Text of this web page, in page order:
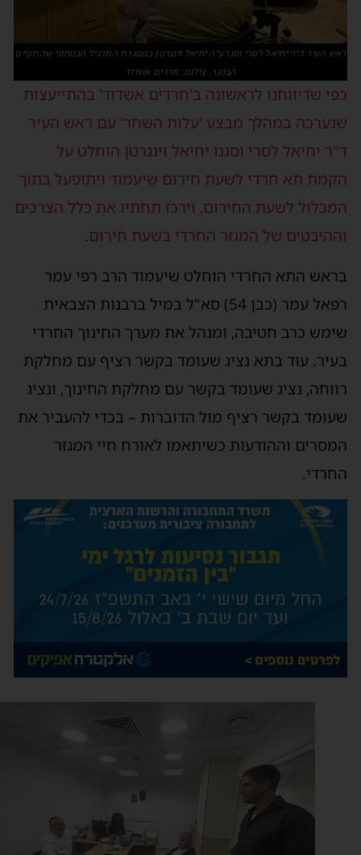
העיר ד"ר יחיאל לסרי וסגרע"ה יחיאל וינגרטן במסגרת התרגיל הבטחוני שהתקיים
הבוקר. צילום: חרדים אשדוד
שדיווחנו לראשונה ב'חרדים אשדוד' בהתייעצות
במהלך מבצע 'עלות השחר' עם ראש העיר
יחיאל לסרי וסגנו יחיאל וינגרטן הוחלט על
תא חרדי לשעת חירום שיעמוד ויתופעל בתוך
לשעת החירום, וירכז תחתיו את כלל הצרכים
של המגזר החרדי בשעת חירום.
התא החרדי הוחלט שיעמוד הרב רפי עמר
רפאל עמר (כבן 54) סא"ל במיל ברבנות הצבאית
כרב חטיבה, ומנהל את מערך החינוך החרדי
עוד בתא נציג שעומד בקשר רציף עם מחלקת
נציג שעומד בקשר עם מחלקת החינוך, ונציג
בקשר רציף מול הדוברות – בכדי להעביר את
וההודעות כשיתאמו לאורח חיי המגזר